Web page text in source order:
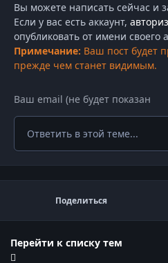
Вы можете написать сейчас и
Если у вас есть аккаунт,
опубликовать от имени своего
Примечание: Ваш пост будет
прежде чем станет видимым.
Ответить в этой теме...
Поделиться
Перейти к списку тем